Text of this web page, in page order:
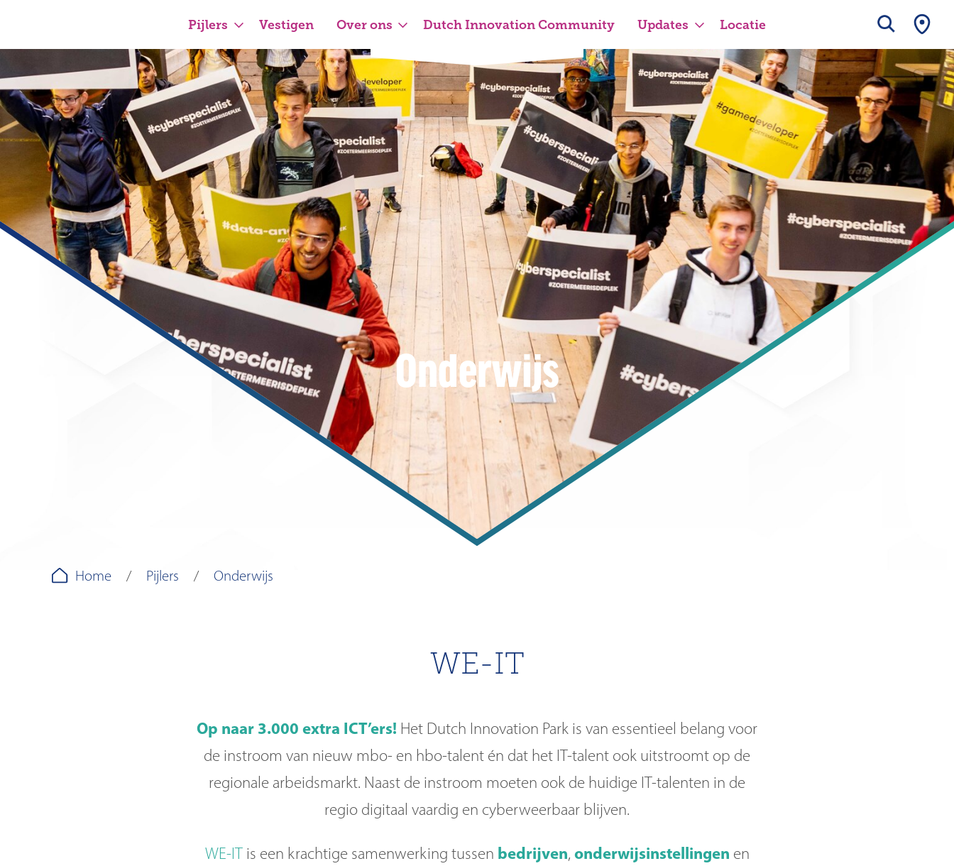
Pijlers Vestigen Over ons Dutch Innovation Community Updates Locatie
Onderwijs
Home Pijlers Onderwijs
WE-IT
Op naar 3.000 extra ICT’ers! Het Dutch Innovation Park is van essentieel belang voor
de instroom van nieuw mbo- en hbo-talent én dat het IT-talent ook uitstroomt op de
regionale arbeidsmarkt. Naast de instroom moeten ook de huidige IT-talenten in de
regio digitaal vaardig en cyberweerbaar blijven.
WE-ITis een krachtige samenwerking tussen bedrijven, onderwijsinstellingen en